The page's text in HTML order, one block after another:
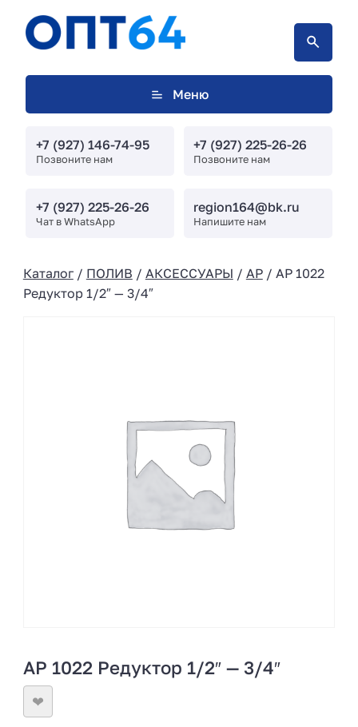
Меню
+7 (927) 146-74-95
Позвоните нам
+7 (927) 225-26-26
Позвоните нам
+7 (927) 225-26-26
Чат в WhatsApp
region164@bk.ru
Напишите нам
Каталог/ ПОЛИВ / АКСЕССУАРЫ / AP/ AP 1022
Редуктор 1/2″ — 3/4″
AP 1022 Редуктор 1/2″ — 3/4″
❤